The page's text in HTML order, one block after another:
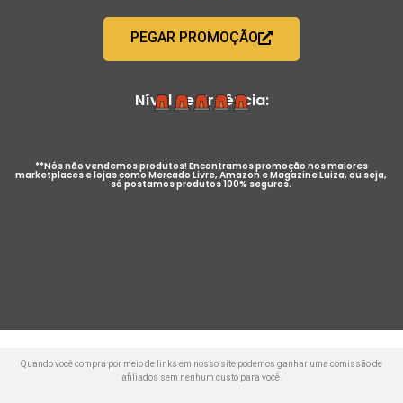
PEGAR PROMOÇÃO
Nível de Urgência:
**Nós não vendemos produtos! Encontramos promoção nos maiores
marketplaces e lojas como Mercado Livre, Amazon e Magazine Luiza, ou seja,
só postamos produtos 100% seguros.
Quando você compra por meio de links em nosso site podemos ganhar uma comissão de
afiliados sem nenhum custo para você.